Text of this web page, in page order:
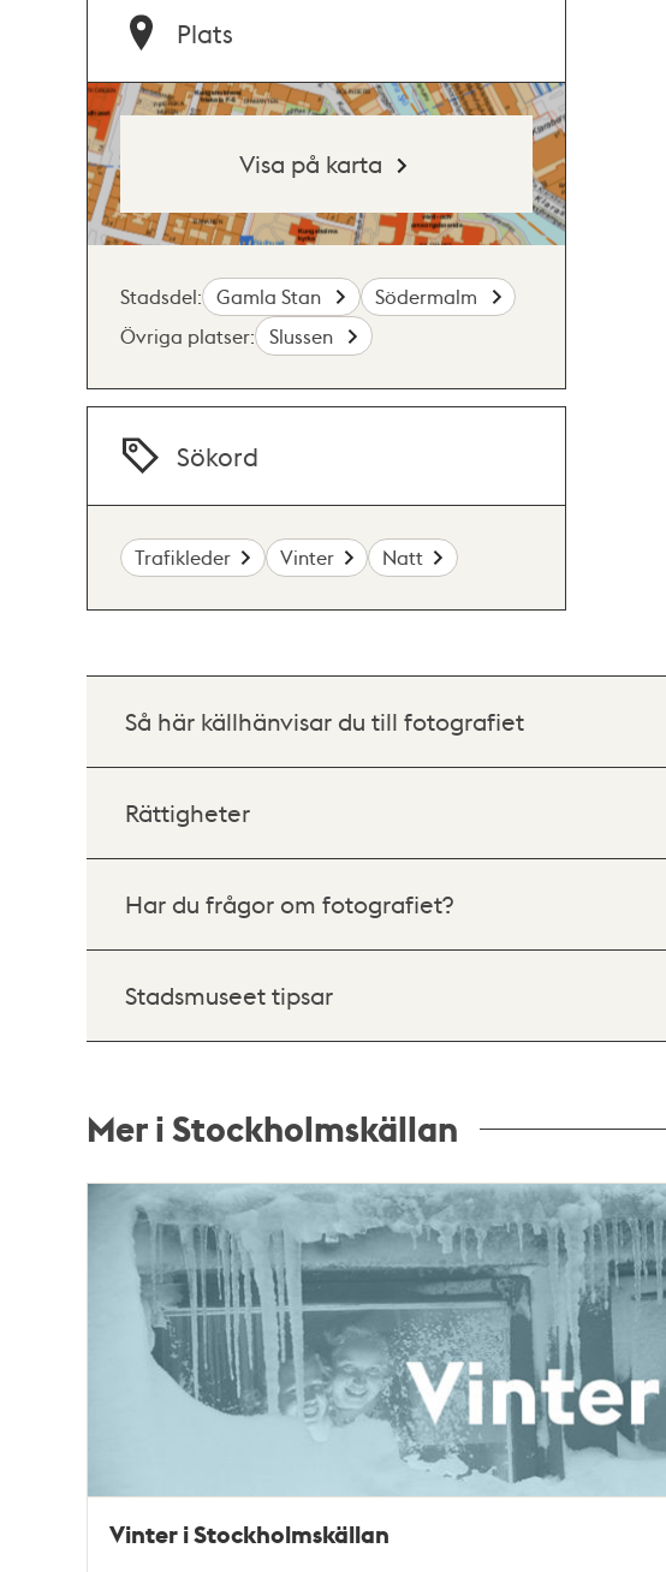
Plats
Visa på karta
Stadsdel: Gamla Stan
Södermalm
Övriga platser:
Slussen
Sökord
Trafikleder Vinter Natt
Så här källhänvisar du till fotografiet
Rättigheter
Har du frågor om fotografiet?
Stadsmuseet tipsar
Mer i Stockholmskällan
Relaterade
poster
teman
Vinter i Stockholmskällan